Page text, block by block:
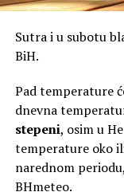
jeseni mogla
nije riječ o
trajati tokom cijele
Istovremeno se u
Ninjo. Najnovije
mora u dijelovima
četiri i pet stepeni
Hitna pomoć
Sutra i u subotu
BiH.
Pad temperature
dnevna
stepeni, osim u
temperature oko
narednom
BHmeteo.